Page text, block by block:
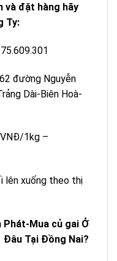
và đặt hàng hãy
Ty:
đường Nguyễn
Dài-Biên Hoà-
1kg –
lên xuống theo thị
Phát-Mua củ gai Ở
Đâu Tại Đồng Nai?